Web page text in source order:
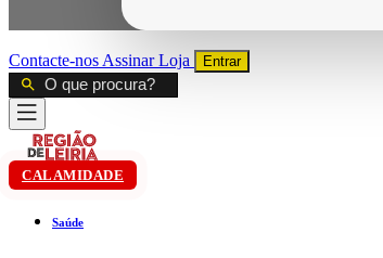
Contacte-nos AssinarLoja Entrar
CALAMIDADE
Saúde